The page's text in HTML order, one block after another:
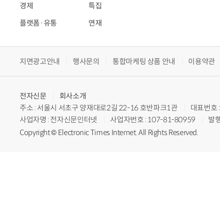
경제
플랫폼·유통
특집
연재
지면광고안내 행사문의 통합마케팅 상품 안내 이용약관
전자신문
회사소개
주소 : 서울시 서초구 양재대로2길 22-16 호반파크1관
대표번
사업자명 : 전자신문인터넷
사업자번호 : 107-81-80959
발
Copyright © Electronic Times Internet. All Rights Reserved.